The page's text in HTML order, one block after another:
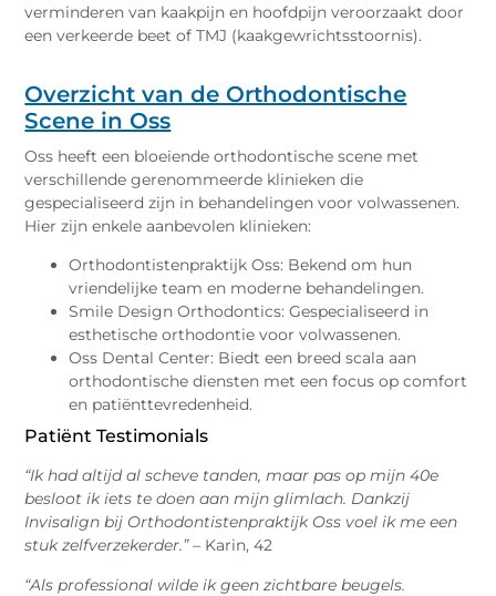
verminderen van kaakpijn en hoofdpijn veroorzaakt door
een verkeerde beet of TMJ (kaakgewrichtsstoornis).
Overzicht van de Orthodontische
Scene in Oss
Oss heeft een bloeiende orthodontische scene met
verschillende gerenommeerde klinieken die
gespecialiseerd zijn in behandelingen voor volwassenen.
Hier zijn enkele aanbevolen klinieken:
Orthodontistenpraktijk Oss: Bekend om hun
vriendelijke team en moderne behandelingen.
Smile Design Orthodontics: Gespecialiseerd in
esthetische orthodontie voor volwassenen.
Oss Dental Center: Biedt een breed scala aan
orthodontische diensten met een focus op comfort
en patiënttevredenheid.
Patiënt Testimonials
“Ik had altijd al scheve tanden, maar pas op mijn 40e
besloot ik iets te doen aan mijn glimlach. Dankzij
Invisalign bij Orthodontistenpraktijk Oss voel ik me een
stuk zelfverzekerder.”– Karin, 42
“Als professional wilde ik geen zichtbare beugels.